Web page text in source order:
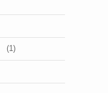
(1)